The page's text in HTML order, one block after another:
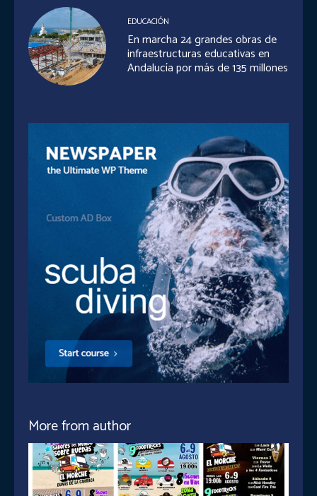
EDUCACIÓN
En marcha 24 grandes obras de
infraestructuras educativas en
Andalucía por más de 135 millones
More from author